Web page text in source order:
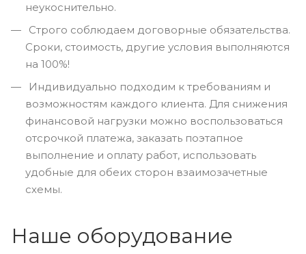
неукоснительно.
Строго соблюдаем договорные обязательства.
Сроки, стоимость, другие условия выполняются
на 100%!
Индивидуально подходим к требованиям и
возможностям каждого клиента. Для снижения
финансовой нагрузки можно воспользоваться
отсрочкой платежа, заказать поэтапное
выполнение и оплату работ, использовать
удобные для обеих сторон взаимозачетные
схемы.
Наше оборудование